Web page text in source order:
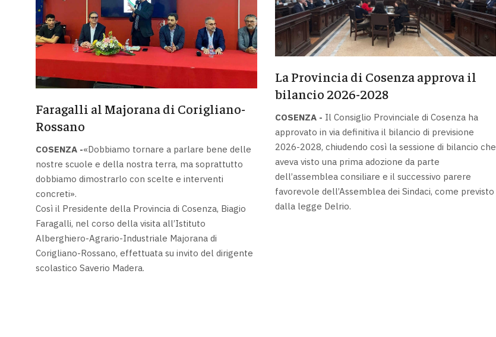
Faragalli al Majorana di Corigliano-
Rossano
COSENZA -«Dobbiamo tornare a parlare bene delle
nostre scuole e della nostra terra, ma soprattutto
dobbiamo dimostrarlo con scelte e interventi
concreti».
Così il Presidente della Provincia di Cosenza, Biagio
Faragalli, nel corso della visita all’Istituto
Alberghiero-Agrario-Industriale Majorana di
Corigliano-Rossano, effettuata su invito del dirigente
scolastico Saverio Madera.
La Provincia di Cosenza approva il
bilancio 2026-2028
COSENZA - Il Consiglio Provinciale di Cosenza ha
approvato in via definitiva il bilancio di previsione
2026-2028, chiudendo così la sessione di bilancio che
aveva visto una prima adozione da parte
dell’assemblea consiliare e il successivo parere
favorevole dell’Assemblea dei Sindaci, come previsto
dalla legge Delrio.